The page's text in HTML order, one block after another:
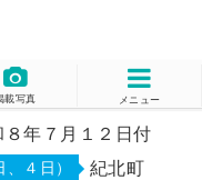
載写真 メニュー
年７月１２日付
４日） 紀北町